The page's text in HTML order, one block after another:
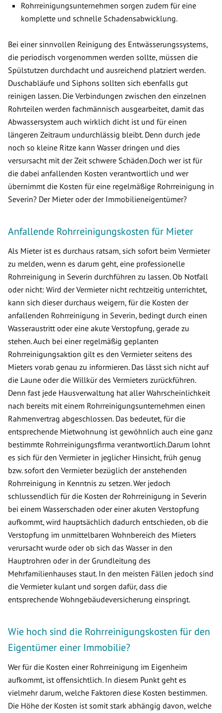
Rohrreinigungsunternehmen sorgen zudem für eine
komplette und schnelle Schadensabwicklung.
Bei einer sinnvollen Reinigung des Entwässerungssystems,
die periodisch vorgenommen werden sollte, müssen die
Spülstutzen durchdacht und ausreichend platziert werden.
Duschabläufe und Siphons sollten sich ebenfalls gut
reinigen lassen. Die Verbindungen zwischen den einzelnen
Rohrteilen werden fachmännisch ausgearbeitet, damit das
Abwassersystem auch wirklich dicht ist und für einen
längeren Zeitraum undurchlässig bleibt. Denn durch jede
noch so kleine Ritze kann Wasser dringen und dies
versursacht mit der Zeit schwere Schäden.Doch wer ist für
die dabei anfallenden Kosten verantwortlich und wer
übernimmt die Kosten für eine regelmäßige Rohrreinigung in
Severin? Der Mieter oder der Immobilieneigentümer?
Anfallende Rohrreinigungskosten für Mieter
Als Mieter ist es durchaus ratsam, sich sofort beim Vermieter
zu melden, wenn es darum geht, eine professionelle
Rohrreinigung in Severin durchführen zu lassen. Ob Notfall
oder nicht: Wird der Vermieter nicht rechtzeitig unterrichtet,
kann sich dieser durchaus weigern, für die Kosten der
anfallenden Rohrreinigung in Severin, bedingt durch einen
Wasseraustritt oder eine akute Verstopfung, gerade zu
stehen. Auch bei einer regelmäßig geplanten
Rohrreinigungsaktion gilt es den Vermieter seitens des
Mieters vorab genau zu informieren. Das lässt sich nicht auf
die Laune oder die Willkür des Vermieters zurückführen.
Denn fast jede Hausverwaltung hat aller Wahrscheinlichkeit
nach bereits mit einem Rohrreinigungsunternehmen einen
Rahmenvertrag abgeschlossen. Das bedeutet, für die
entsprechende Mietwohnung ist gewöhnlich auch eine ganz
bestimmte Rohrreinigungsfirma verantwortlich.Darum lohnt
es sich für den Vermieter in jeglicher Hinsicht, früh genug
bzw. sofort den Vermieter bezüglich der anstehenden
Rohrreinigung in Kenntnis zu setzen. Wer jedoch
schlussendlich für die Kosten der Rohrreinigung in Severin
bei einem Wasserschaden oder einer akuten Verstopfung
aufkommt, wird hauptsächlich dadurch entschieden, ob die
Verstopfung im unmittelbaren Wohnbereich des Mieters
verursacht wurde oder ob sich das Wasser in den
Hauptrohren oder in der Grundleitung des
Mehrfamilienhauses staut. In den meisten Fällen jedoch sind
die Vermieter kulant und sorgen dafür, dass die
entsprechende Wohngebäudeversicherung einspringt.
Wie hoch sind die Rohrreinigungskosten für den
Eigentümer einer Immobilie?
Wer für die Kosten einer Rohrreinigung im Eigenheim
aufkommt, ist offensichtlich. In diesem Punkt geht es
vielmehr darum, welche Faktoren diese Kosten bestimmen.
Die Höhe der Kosten ist somit stark abhängig davon, welche